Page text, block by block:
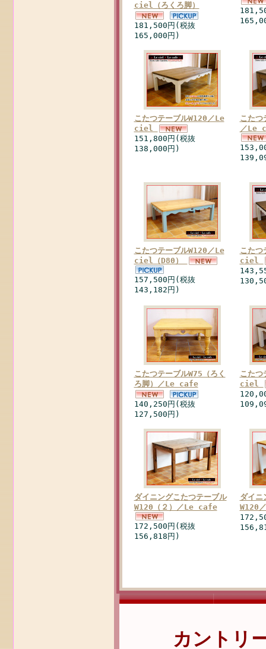
ciel（ろくろ脚）
181,500円(税抜
165,000円)
こたつテーブルW120／Le
ciel
151,800円(税抜
138,000円)
こたつ
／Le
こたつテーブルW120／Le
ciel（D80）
157,500円(税抜
143,182円)
こたつ
ciel
こたつテーブルW75（ろく
ろ脚）／Le cafe
140,250円(税抜
127,500円)
こたつ
ciel
ダイニングこたつテーブル
W120（２）／Le cafe
172,500円(税抜
156,818円)
ダイニ
カントリ